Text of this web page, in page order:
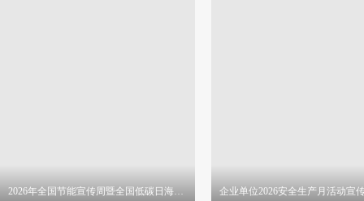
2026年全国节能宣传周暨全国低碳日海报 PSD